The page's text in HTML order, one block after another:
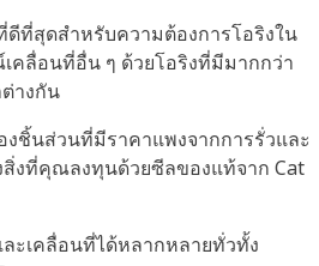
ดีที่สุดสำหรับความต้องการโอริงใน
คลื่อนที่อื่น ๆ ด้วยโอริงที่มีมากกว่า
างกัน
งชิ้นส่วนที่มีราคาแพงจากการรั่วและ
งที่คุณลงทุนด้วยซีลของแท้จาก Cat
ะเคลื่อนที่ได้หลากหลายทั่วทั้ง